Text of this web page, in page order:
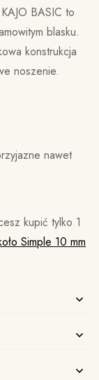
BASIC to
blasku.
konstrukcja
noszenie.
nawet
kupić tylko 1
Simple 10 mm